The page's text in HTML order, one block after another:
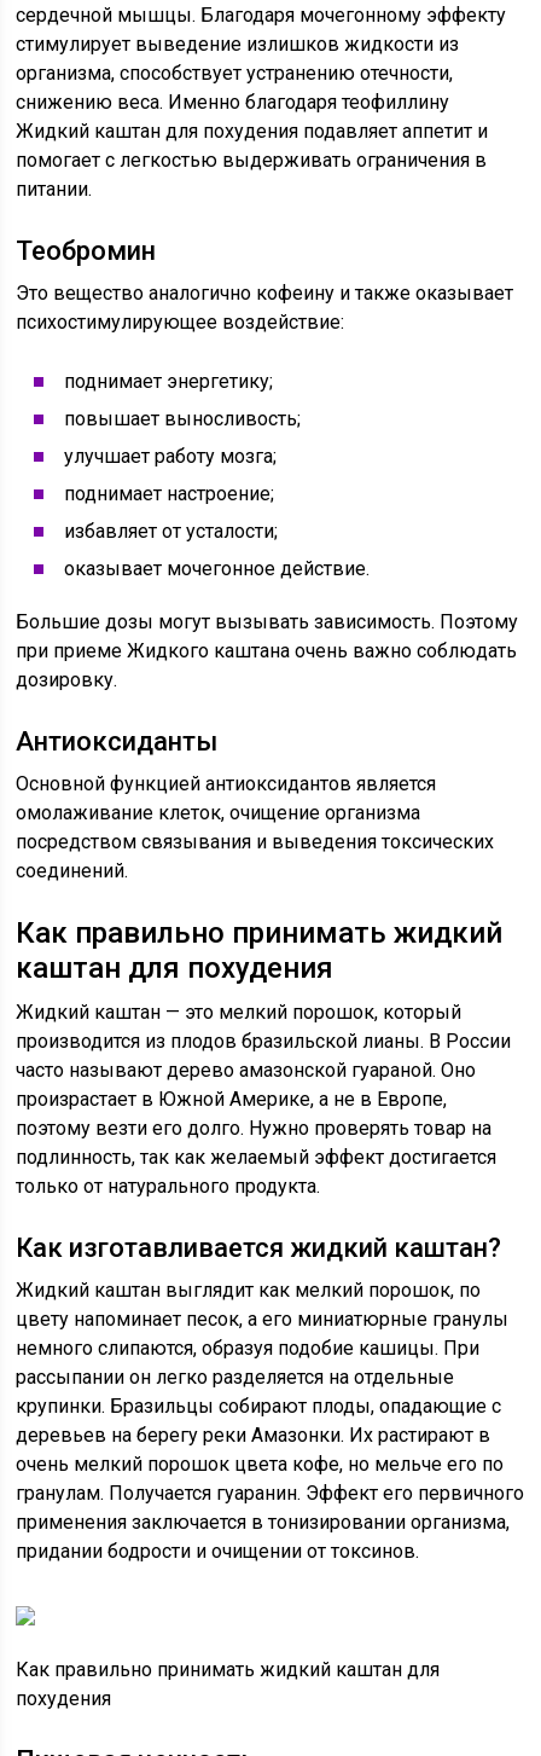
сердечной мышцы. Благодаря мочегонному эффекту
стимулирует выведение излишков жидкости из
организма, способствует устранению отечности,
снижению веса. Именно благодаря теофиллину
Жидкий каштан для похудения подавляет аппетит и
помогает с легкостью выдерживать ограничения в
питании.
Теобромин
Это вещество аналогично кофеину и также оказывает
психостимулирующее воздействие:
поднимает энергетику;
повышает выносливость;
улучшает работу мозга;
поднимает настроение;
избавляет от усталости;
оказывает мочегонное действие.
Большие дозы могут вызывать зависимость. Поэтому
при приеме Жидкого каштана очень важно соблюдать
дозировку.
Антиоксиданты
Основной функцией антиоксидантов является
омолаживание клеток, очищение организма
посредством связывания и выведения токсических
соединений.
Как правильно принимать жидкий
каштан для похудения
Жидкий каштан — это мелкий порошок, который
производится из плодов бразильской лианы. В России
часто называют дерево амазонской гуараной. Оно
произрастает в Южной Америке, а не в Европе,
поэтому везти его долго. Нужно проверять товар на
подлинность, так как желаемый эффект достигается
только от натурального продукта.
Как изготавливается жидкий каштан?
Жидкий каштан выглядит как мелкий порошок, по
цвету напоминает песок, а его миниатюрные гранулы
немного слипаются, образуя подобие кашицы. При
рассыпании он легко разделяется на отдельные
крупинки. Бразильцы собирают плоды, опадающие с
деревьев на берегу реки Амазонки. Их растирают в
очень мелкий порошок цвета кофе, но мельче его по
гранулам. Получается гуаранин. Эффект его первичного
применения заключается в тонизировании организма,
придании бодрости и очищении от токсинов.
Как правильно принимать жидкий каштан для
похудения